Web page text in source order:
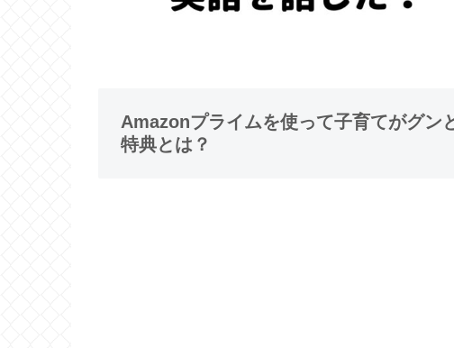
Amazonプライムを使って子育てがグン
特典とは？